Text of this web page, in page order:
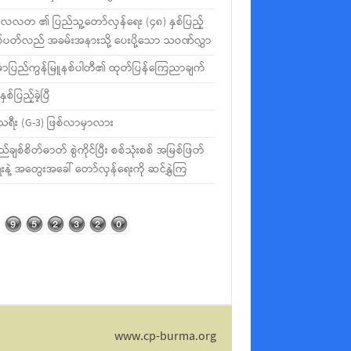
လတ ၏ ပြည်သူ့တော်လှန်ရေး (၄၈) နှစ်ပြည့်
ပတ်လည် အခမ်းအနားသို့ ပေးပို့သော သဝဏ်လွှာ
ာပြည်ကွန်မြူနစ်ပါတီ၏ ထုတ်ပြန်ကြေညာချက်
နှစ်ပြည့်ခဲ့ပြီ
ရီး (G-3) ဖြစ်လာမှာလား
ချစ်စိတ်ဓာတ် စွဲကိုင်ပြီး စစ်သုံးစစ် အမြစ်ဖြတ်
းနဲ့ အတွေးအခေါ် တော်လှန်ရေးကို ဆင်နွှဲကြ
www.cp-burma.org